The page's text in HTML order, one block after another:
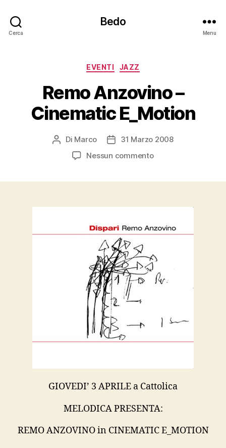
Cerca
Bedo
Menu
Categorie
EVENTI JAZZ
Remo Anzovino –
Cinematic E_Motion
Autore
articolo
Di Marco
Data31 Marzo 2008
Nessun commentosu
GIOVEDI’ 3 APRILE a Cattolica
MELODICA PRESENTA:
REMO ANZOVINO in CINEMATIC E_MOTION